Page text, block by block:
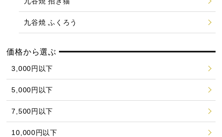
九谷焼 ふくろう
価格から選ぶ
3,000円以下
5,000円以下
7,500円以下
10,000円以下